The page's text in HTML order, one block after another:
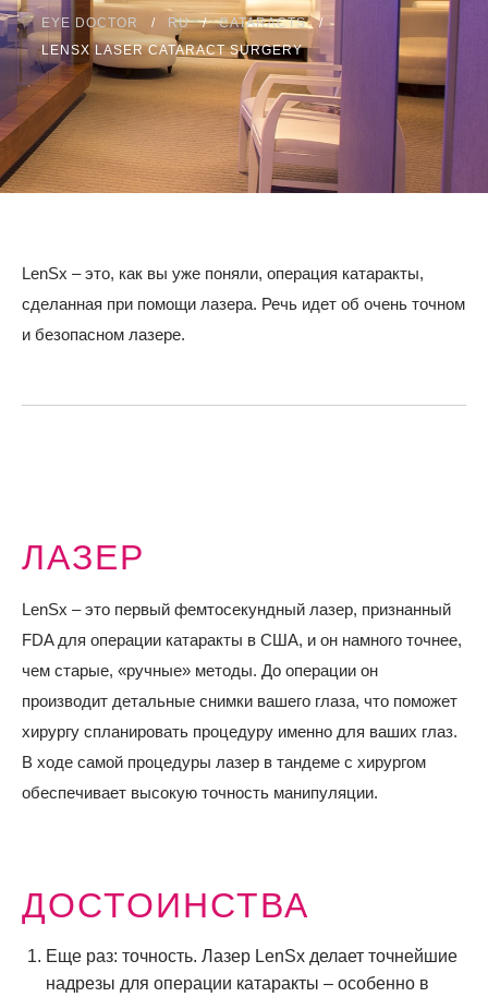
EYE DOCTOR RU
CATARACTS
LENSX LASER CATARACT SURGERY
LenSx – это, как вы уже поняли, операция катаракты,
сделанная при помощи лазера. Речь идет об очень точном
и безопасном лазере.
ЛАЗЕР
LenSx – это первый фемтосекундный лазер, признанный
FDA для операции катаракты в США, и он намного точнее,
чем старые, «ручные» методы. До операции он
производит детальные снимки вашего глаза, что поможет
хирургу спланировать процедуру именно для ваших глаз.
В ходе самой процедуры лазер в тандеме с хирургом
обеспечивает высокую точность манипуляции.
ДОСТОИНСТВА
Еще раз: точность. Лазер LenSx делает точнейшие
надрезы для операции катаракты – особенно в
ИНСТРУКЦИИ
КОНТАКТ
Оплатить